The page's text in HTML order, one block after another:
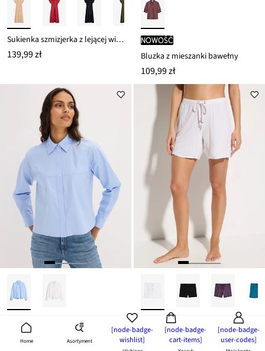
Home Asortyment
[node-badge-
wishlist]
[node-badge-
cart-items]
[node-badge-
user-codes]
Sukienka szmizjerka z lejącej wiskozy
139,99 zł
nowość
Bluzka z mieszanki bawełny
109,99 zł
nowość
Bluzka koszulowa z mieszanki bawełny Szorty plażowe z lejącej mieszanki wiskozy